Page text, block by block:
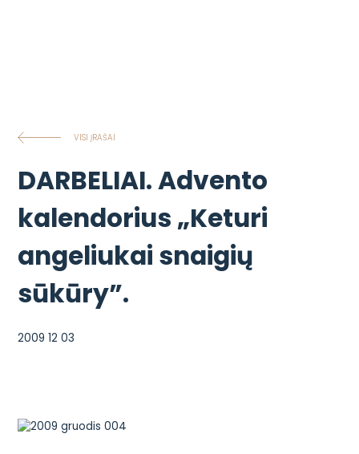
VISI ĮRAŠAI
DARBELIAI. Advento
kalendorius „Keturi
angeliukai snaigių
sūkūry”.
2009 12 03